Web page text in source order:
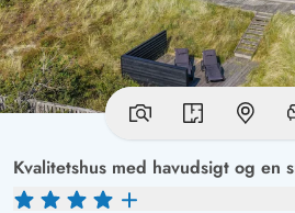
Kvalitetshus med havudsigt og en